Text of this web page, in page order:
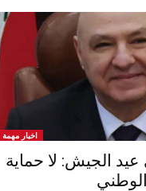
اخبار مهمة
الجيش: لا حماية
الوطني